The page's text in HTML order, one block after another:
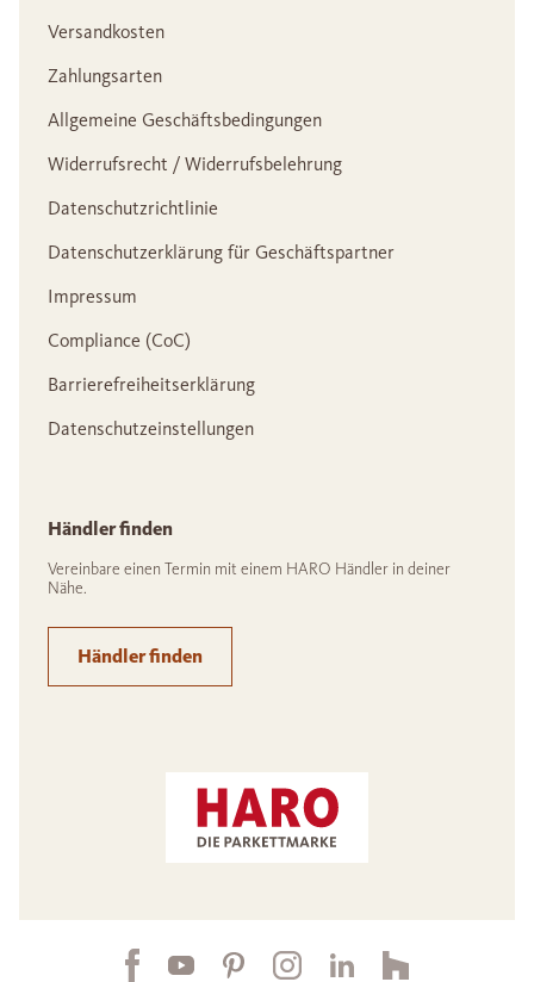
Versandkosten
Zahlungsarten
Allgemeine Geschäftsbedingungen
Widerrufsrecht / Widerrufsbelehrung
Datenschutzrichtlinie
Datenschutzerklärung für Geschäftspartner
Impressum
Compliance (CoC)
Barrierefreiheitserklärung
Datenschutzeinstellungen
Händler finden
Vereinbare einen Termin mit einem HARO Händler in deiner
Nähe.
Händler finden